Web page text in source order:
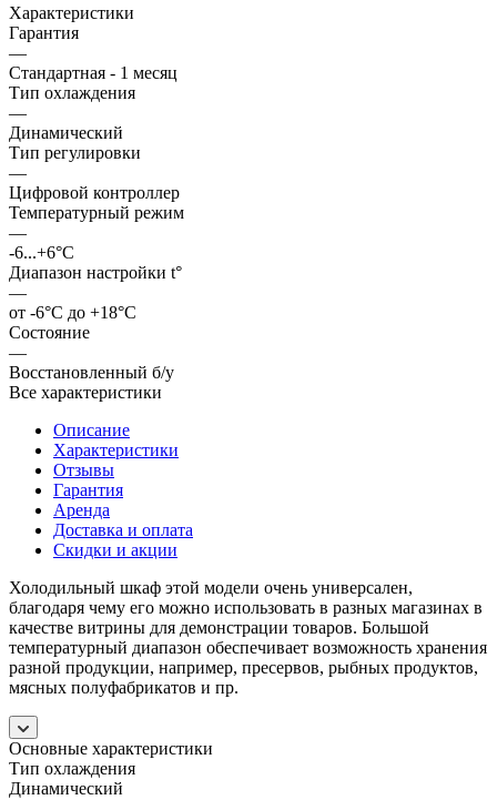
Характеристики
Гарантия
—
Стандартная - 1 месяц
Тип охлаждения
—
Динамический
Тип регулировки
—
Цифровой контроллер
Температурный режим
—
-6...+6°C
Диапазон настройки t°
—
от -6°С до +18°C
Состояние
—
Восстановленный б/у
Все характеристики
Описание
Характеристики
Отзывы
Гарантия
Аренда
Доставка и оплата
Скидки и акции
Холодильный шкаф этой модели очень универсален,
благодаря чему его можно использовать в разных магазинах в
качестве витрины для демонстрации товаров. Большой
температурный диапазон обеспечивает возможность хранения
разной продукции, например, пресервов, рыбных продуктов,
мясных полуфабрикатов и пр.
Основные характеристики
Тип охлаждения
Динамический